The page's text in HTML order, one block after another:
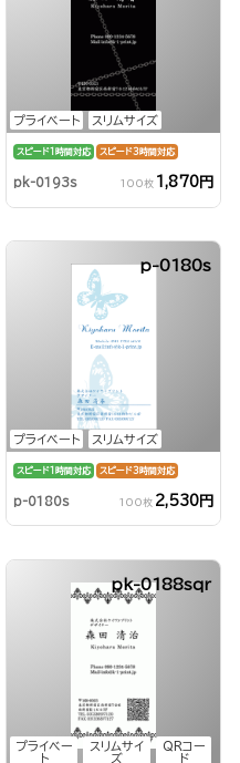
プライベート スリムサイズ
スピード1時間対応 スピード3時間対応
pk-0193s 100枚 1,870円
プライベート スリムサイズ
p-0180s
スピード1時間対応 スピード3時間対応
p-0180s 100枚 2,530円
プライベー
ト
スリムサイ
ズ
QRコー
ド
pk-0188sqr